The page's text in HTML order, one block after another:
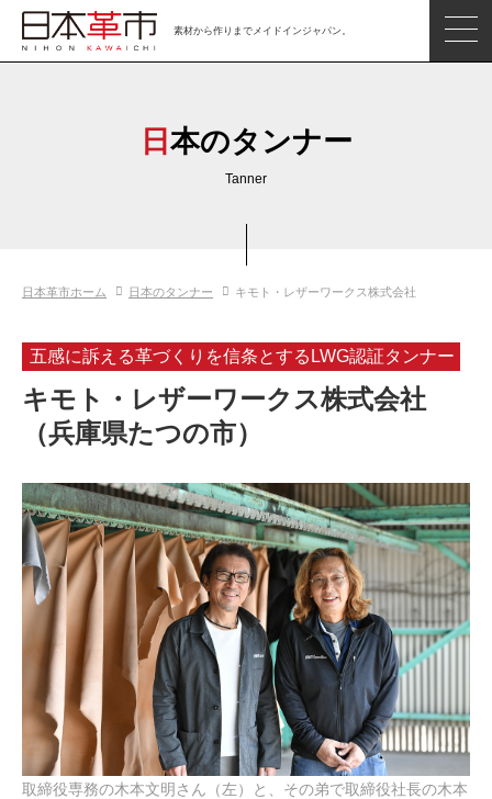
素材から作りまでメイドインジャパン。
革市通信
日本の革の良さを知ろう
閲覧したアイテム
日本のタンナー
Tanner
日本革市ホーム 日本のタンナー キモト・レザーワークス株式会社
五感に訴える革づくりを信条とするLWG認証タンナー
キモト・レザーワークス株式会社
（兵庫県たつの市）
取締役専務の木本文明さん（左）と、その弟で取締役社長の木本